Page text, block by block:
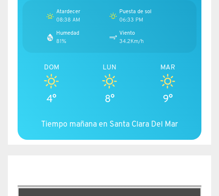
Atardecer
08:38 AM
Puesta de sol
06:33 PM
Humedad
81%
Viento
34.2Km/h
DOM
4°
LUN
8°
MAR
9°
Tiempo mañana en Santa Clara Del Mar